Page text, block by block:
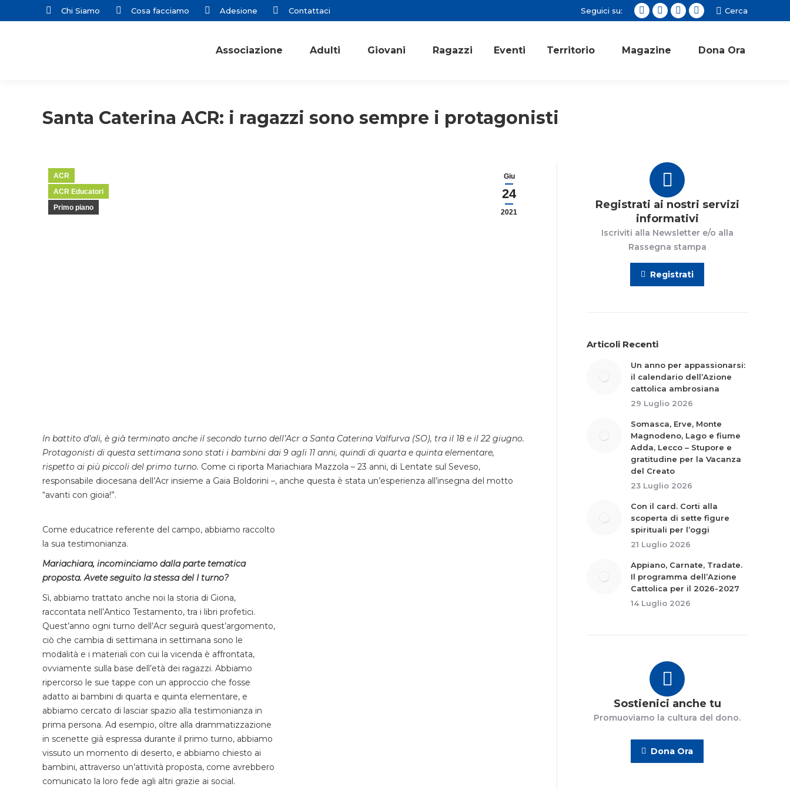
Chi Siamo Cosa facciamo Adesione Contattaci Seguici su:
Facebook
opens
Twitter
opens
Instagram
opens
YouTube
opens
Cerca:
Cerca
Associazione Adulti Giovani Ragazzi Eventi Territorio Magazine Dona Ora
Santa Caterina ACR: i ragazzi sono sempre i protagonisti
Giu
24
2021
ACR
ACR Educatori
Primo piano
In battito d’ali, è già terminato anche il secondo turno dell’Acr a Santa Caterina Valfurva (SO), tra il 18 e il 22 giugno.
Protagonisti di questa settimana sono stati i bambini dai 9 agli 11 anni, quindi di quarta e quinta elementare,
rispetto ai più piccoli del primo turno. Come ci riporta Mariachiara Mazzola – 23 anni, di Lentate sul Seveso,
responsabile diocesana dell’Acr insieme a Gaia Boldorini –, anche questa è stata un’esperienza all’insegna del motto
“avanti con gioia!”.
Come educatrice referente del campo, abbiamo raccolto
la sua testimonianza.
Mariachiara, incominciamo dalla parte tematica
proposta. Avete seguito la stessa del I turno?
Sì, abbiamo trattato anche noi la storia di Giona,
raccontata nell’Antico Testamento, tra i libri profetici.
Quest’anno ogni turno dell’Acr seguirà quest’argomento,
ciò che cambia di settimana in settimana sono le
modalità e i materiali con cui la vicenda è affrontata,
ovviamente sulla base dell’età dei ragazzi. Abbiamo
ripercorso le sue tappe con un approccio che fosse
adatto ai bambini di quarta e quinta elementare, e
abbiamo cercato di lasciar spazio alla testimonianza in
prima persona. Ad esempio, oltre alla drammatizzazione
in scenette già espressa durante il primo turno, abbiamo
vissuto un momento di deserto, e abbiamo chiesto ai
bambini, attraverso un’attività proposta, come avrebbero
comunicato la loro fede agli altri grazie ai social.
Registrati ai nostri servizi
informativi
Iscriviti alla Newsletter e/o alla
Rassegna stampa
Registrati
Articoli Recenti
Un anno per appassionarsi:
il calendario dell’Azione
cattolica ambrosiana
29 Luglio 2026
Somasca, Erve, Monte
Magnodeno, Lago e fiume
Adda, Lecco – Stupore e
gratitudine per la Vacanza
del Creato
23 Luglio 2026
Con il card. Corti alla
scoperta di sette figure
spirituali per l’oggi
21 Luglio 2026
Appiano, Carnate, Tradate.
Il programma dell’Azione
Cattolica per il 2026-2027
14 Luglio 2026
Sostienici anche tu
Promuoviamo la cultura del dono.
Dona Ora